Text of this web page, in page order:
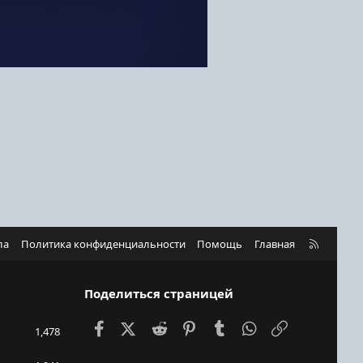
Политика конфиденциальности Помощь Главная
R
1,478
Поделиться страницей
FacebookX (Twitter)
Reddit PinterestTumblr WhatsApp